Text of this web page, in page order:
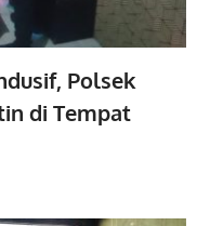
Polsek
di Tempat